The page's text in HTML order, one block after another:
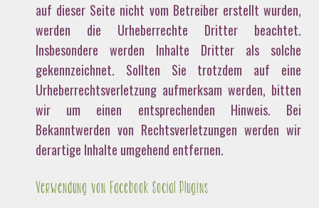
auf dieser Seite nicht vom Betreiber erstellt wurden,
werden die Urheberrechte Dritter beachtet.
Insbesondere werden Inhalte Dritter als solche
gekennzeichnet. Sollten Sie trotzdem auf eine
Urheberrechtsverletzung aufmerksam werden, bitten
wir um einen entsprechenden Hinweis. Bei
Bekanntwerden von Rechtsverletzungen werden wir
derartige Inhalte umgehend entfernen.
Verwendung von Facebook Social Plugins